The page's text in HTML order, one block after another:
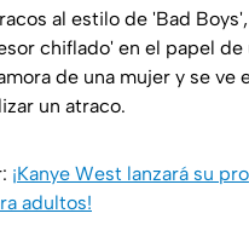
al estilo de 'Bad
chiflado' en el papel de
de una mujer y se ve
un atraco.
¡Kanye West lanzará su
adultos!